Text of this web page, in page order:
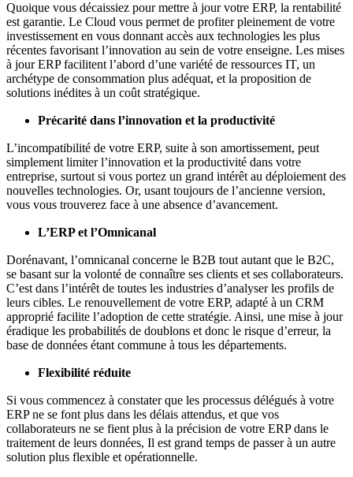
Quoique vous décaissiez pour mettre à jour votre ERP, la rentabilité
est garantie. Le Cloud vous permet de profiter pleinement de votre
investissement en vous donnant accès aux technologies les plus
récentes favorisant l’innovation au sein de votre enseigne. Les mises
à jour ERP facilitent l’abord d’une variété de ressources IT, un
archétype de consommation plus adéquat, et la proposition de
solutions inédites à un coût stratégique.
Précarité dans l’innovation et la productivité
L’incompatibilité de votre ERP, suite à son amortissement, peut
simplement limiter l’innovation et la productivité dans votre
entreprise, surtout si vous portez un grand intérêt au déploiement des
nouvelles technologies. Or, usant toujours de l’ancienne version,
vous vous trouverez face à une absence d’avancement.
L’ERP et l’Omnicanal
Dorénavant, l’omnicanal concerne le B2B tout autant que le B2C,
se basant sur la volonté de connaître ses clients et ses collaborateurs.
C’est dans l’intérêt de toutes les industries d’analyser les profils de
leurs cibles. Le renouvellement de votre ERP, adapté à un CRM
approprié facilite l’adoption de cette stratégie. Ainsi, une mise à jour
éradique les probabilités de doublons et donc le risque d’erreur, la
base de données étant commune à tous les départements.
Flexibilité réduite
Si vous commencez à constater que les processus délégués à votre
ERP ne se font plus dans les délais attendus, et que vos
collaborateurs ne se fient plus à la précision de votre ERP dans le
traitement de leurs données, Il est grand temps de passer à un autre
solution plus flexible et opérationnelle.